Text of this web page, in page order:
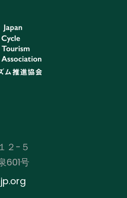
２−５
601号